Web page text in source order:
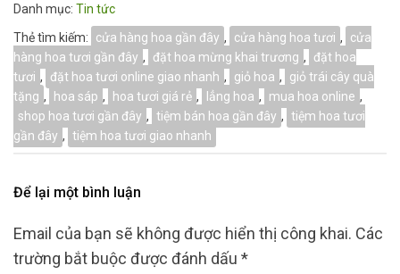
Danh mục: Tin tức
Thẻ tìm kiếm:
cửa hàng hoa gần đây , cửa hàng hoa tươi ,
cửa
hàng hoa tươi gần đây , đặt hoa mừng khai trương ,
đặt hoa
tươi , đặt hoa tươi online giao nhanh , giỏ hoa ,
giỏ trái cây quà
tặng , hoa sáp , hoa tươi giá rẻ , lẳng hoa , mua hoa online ,
shop hoa tươi gần đây , tiệm bán hoa gần đây , tiệm hoa tươi
gần đây , tiệm hoa tươi giao nhanh
Để lại một bình luận
Email của bạn sẽ không được hiển thị công khai. Các
trường bắt buộc được đánh dấu *